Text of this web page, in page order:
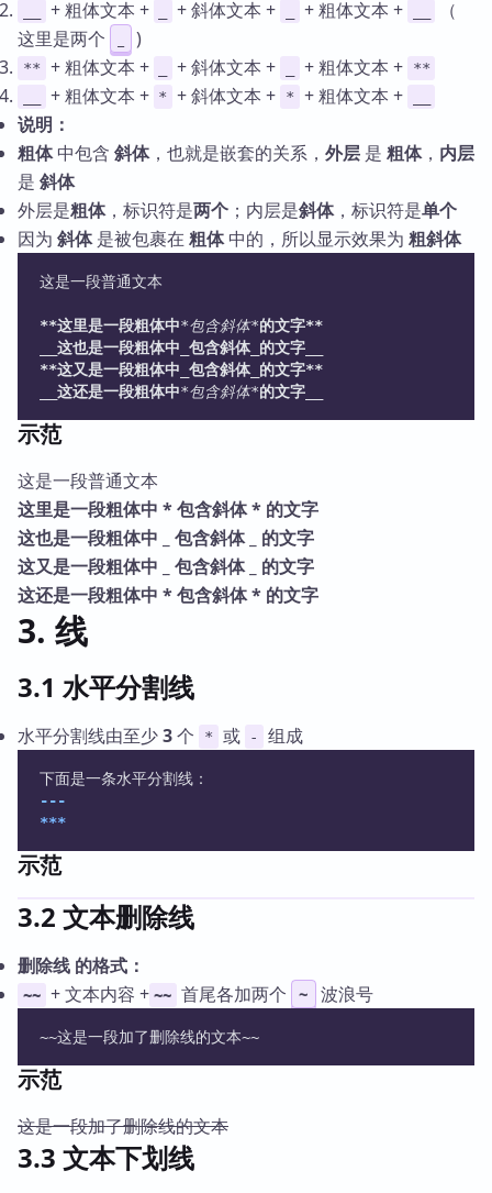
+ 粗体文本 + + 斜体文本 + + 粗体文本 +
（
这里是两个
)
** + 粗体文本 + + 斜体文本 + + 粗体文本 +
**
+ 粗体文本 + * + 斜体文本 + * + 粗体文本 +
说明：
粗体中包含 斜体，也就是嵌套的关系， 外层 是 粗体， 内层
是 斜体
外层是粗体，标识符是两个 ；内层是斜体，标识符是单个
因为 斜体是被包裹在 粗体中的，所以显示效果为 粗斜体
这是一段普通文本
**这里是一段粗体中*包含斜体*的文字**
__这也是一段粗体中_包含斜体_的文字__
**这又是一段粗体中_包含斜体_的文字**
__这还是一段粗体中*包含斜体*的文字__
示范
这是一段普通文本
这里是一段粗体中 * 包含斜体 * 的文字
这也是一段粗体中 _ 包含斜体 _ 的文字
这又是一段粗体中 _ 包含斜体 _ 的文字
这还是一段粗体中 * 包含斜体 * 的文字
3. 线
3.1 水平分割线
水平分割线由至少3个 * 或 - 组成
下面是一条水平分割线：
---
***
示范
3.2 文本删除线
删除线 的格式：
~~ + 文本内容 + ~~ 首尾各加两个 ~ 波浪号
~~这是一段加了删除线的文本~~
示范
这是一段加了删除线的文本
3.3 文本下划线